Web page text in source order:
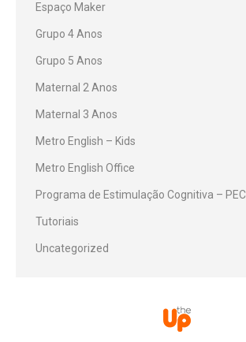
Espaço Maker
Grupo 4 Anos
Grupo 5 Anos
Maternal 2 Anos
Maternal 3 Anos
Metro English – Kids
Metro English Office
Programa de Estimulação Cognitiva – PEC
Tutoriais
Uncategorized